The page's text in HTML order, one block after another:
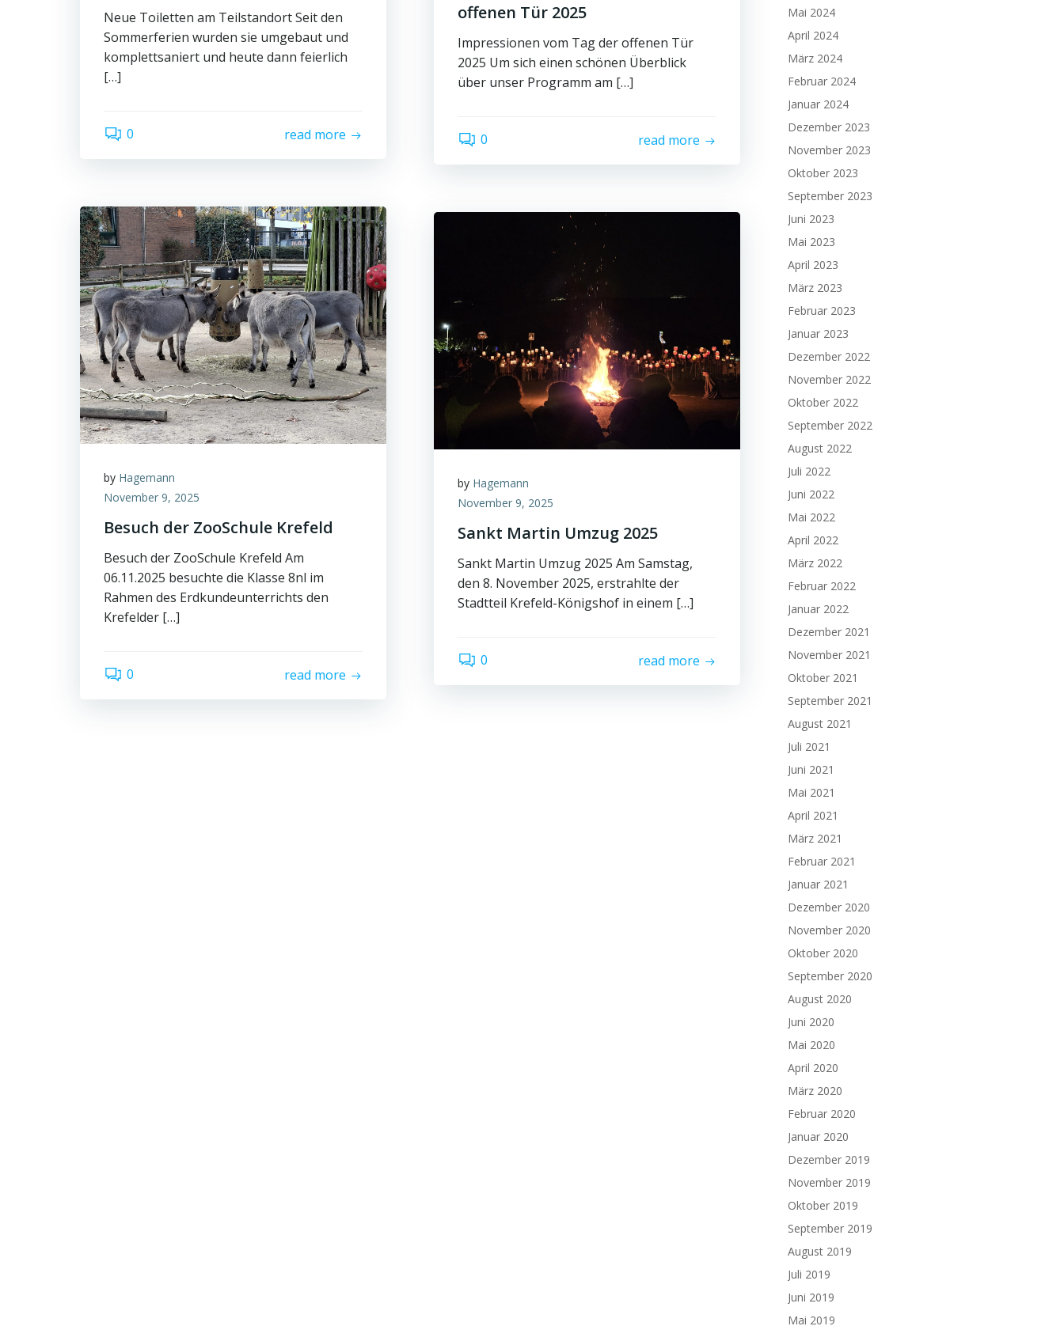
Neue Toiletten am Teilstandort Seit den
Sommerferien wurden sie umgebaut und
komplettsaniert und heute dann feierlich
[…]
0 read more
offenen Tür 2025
Impressionen vom Tag der offenen Tür
2025 Um sich einen schönen Überblick
über unser Programm am […]
0 read more
by Hagemann
November 9, 2025
Besuch der ZooSchule Krefeld
Besuch der ZooSchule Krefeld Am
06.11.2025 besuchte die Klasse 8nl im
Rahmen des Erdkundeunterrichts den
Krefelder […]
0 read more
by Hagemann
November 9, 2025
Sankt Martin Umzug 2025
Sankt Martin Umzug 2025 Am Samstag,
den 8. November 2025, erstrahlte der
Stadtteil Krefeld-Königshof in einem […]
0 read more
Mai 2024
April 2024
März 2024
Februar 2024
Januar 2024
Dezember 2023
November 2023
Oktober 2023
September 2023
Juni 2023
Mai 2023
April 2023
März 2023
Februar 2023
Januar 2023
Dezember 2022
November 2022
Oktober 2022
September 2022
August 2022
Juli 2022
Juni 2022
Mai 2022
April 2022
März 2022
Februar 2022
Januar 2022
Dezember 2021
November 2021
Oktober 2021
September 2021
August 2021
Juli 2021
Juni 2021
Mai 2021
April 2021
März 2021
Februar 2021
Januar 2021
Dezember 2020
November 2020
Oktober 2020
September 2020
August 2020
Juni 2020
Mai 2020
April 2020
März 2020
Februar 2020
Januar 2020
Dezember 2019
November 2019
Oktober 2019
September 2019
August 2019
Juli 2019
Juni 2019
Mai 2019